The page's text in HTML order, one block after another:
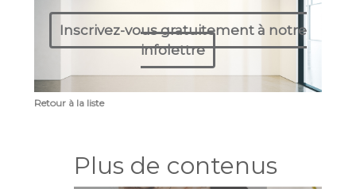
Inscrivez-vous gratuitement à notre
infolettre
Retour à la liste
Plus de contenus